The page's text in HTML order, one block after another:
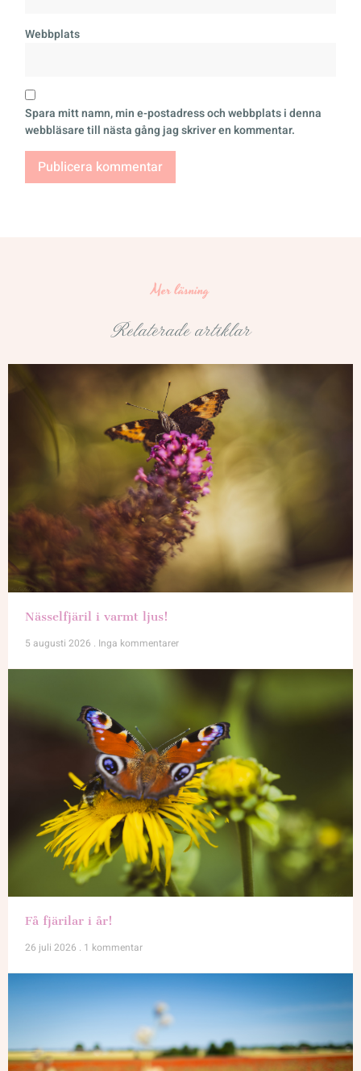
Webbplats
Spara mitt namn, min e-postadress och webbplats i denna
webbläsare till nästa gång jag skriver en kommentar.
Mer läsning
Relaterade artiklar
Nässelfjäril i varmt ljus!
5 augusti 2026
Inga kommentarer
Få fjärilar i år!
26 juli 2026
1 kommentar